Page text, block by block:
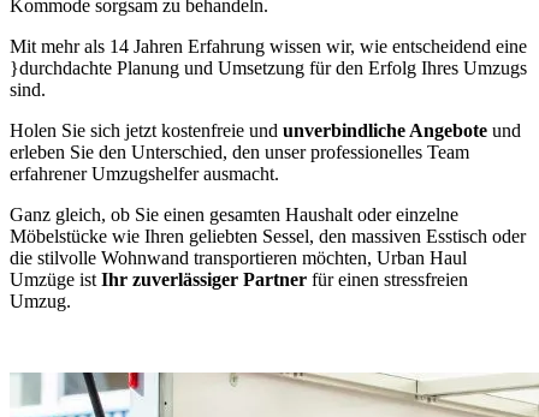
Kommode sorgsam zu behandeln.
Mit mehr als 14 Jahren Erfahrung wissen wir, wie entscheidend eine
}durchdachte Planung und Umsetzung für den Erfolg Ihres Umzugs
sind.
Holen Sie sich jetzt kostenfreie und unverbindliche Angebote und
erleben Sie den Unterschied, den unser professionelles Team
erfahrener Umzugshelfer ausmacht.
Ganz gleich, ob Sie einen gesamten Haushalt oder einzelne
Möbelstücke wie Ihren geliebten Sessel, den massiven Esstisch oder
die stilvolle Wohnwand transportieren möchten, Urban Haul
Umzüge ist Ihr zuverlässiger Partner für einen stressfreien
Umzug.